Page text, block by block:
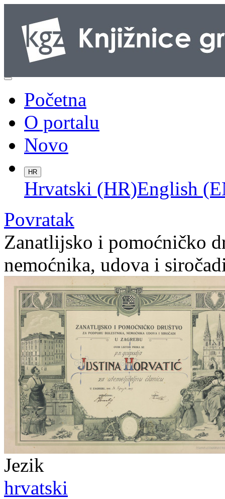
Početna
O portalu
Novo
HR
Hrvatski (HR)English
Povratak
Zanatlijsko i pomoćničko
nemoćnika, udova i
Jezik
hrvatski